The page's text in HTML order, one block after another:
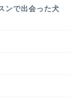
ンで出会った犬